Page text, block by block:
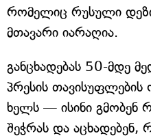
რომელიც რუსული
მთავარი იარაღია.
განცხადებას 50-მდე
პრესის თავისუფლების
ხელს — ისინი გმობენ
შეჭრას და აცხადებენ,